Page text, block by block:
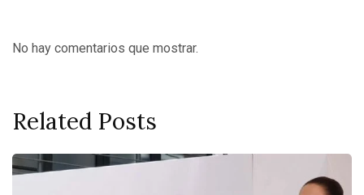
No hay comentarios que mostrar.
Related Posts